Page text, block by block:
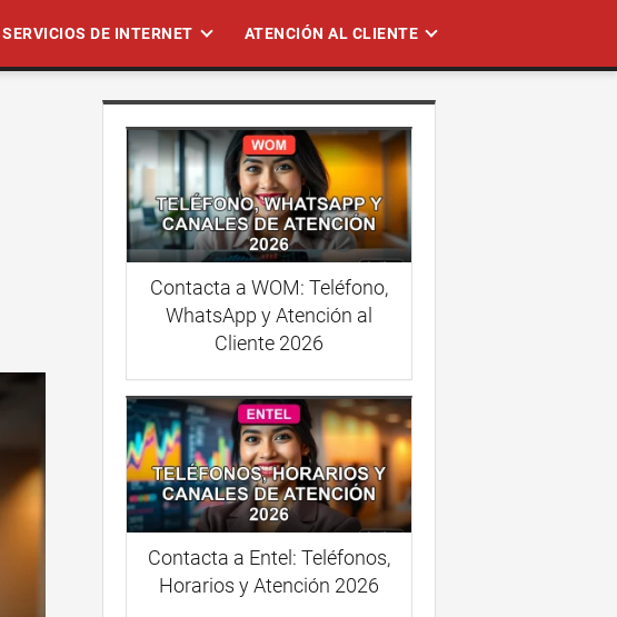
SERVICIOS DE INTERNET ATENCIÓN AL CLIENTE
Contacta a WOM: Teléfono,
WhatsApp y Atención al
Cliente 2026
Contacta a Entel: Teléfonos,
Horarios y Atención 2026